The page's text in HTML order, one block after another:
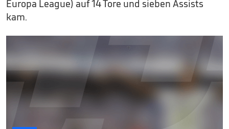
Europa League) auf 14 Tore und sieben Assists
kam.